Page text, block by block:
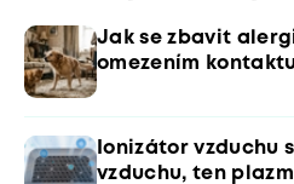
Jak se zbavit
omezením
Ionizátor vzduchu
vzduchu, ten